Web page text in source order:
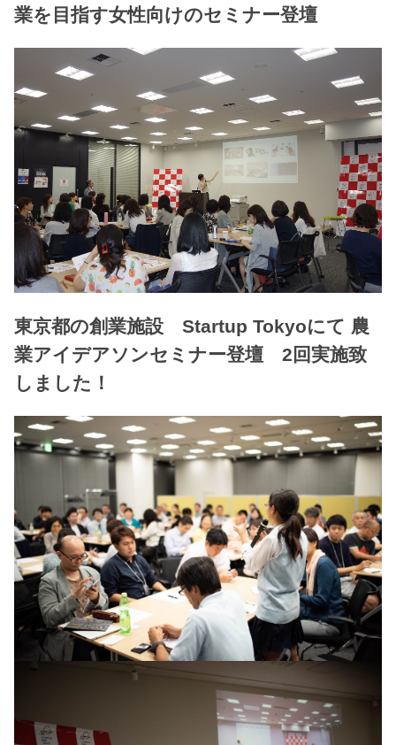
業を目指す女性向けのセミナー登壇
東京都の創業施設 Startup Tokyoにて 農
業アイデアソンセミナー登壇 2回実施致
しました！